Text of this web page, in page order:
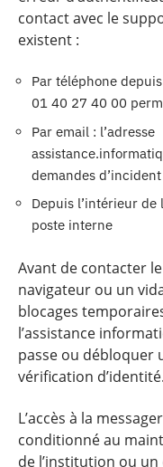
contact avec le
existent :
Par téléphone
01 40 27 40 00
Par email : l’adresse
demandes d’incident
Depuis l’intérieur
poste interne
Avant de contacter
navigateur ou un
blocages
l’assistance
passe ou débloquer
vérification d’identité.
L’accès à la
conditionné au
de l’institution ou